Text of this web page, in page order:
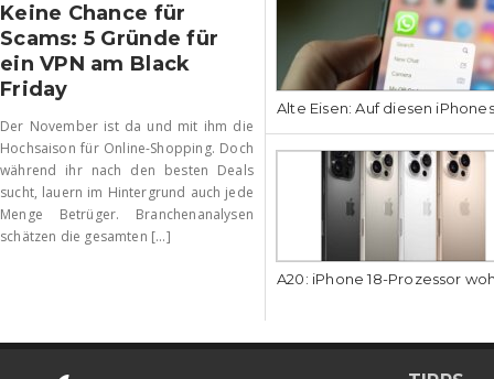
Keine Chance für
Scams: 5 Gründe für
ein VPN am Black
Friday
Der November ist da und mit ihm die
Hochsaison für Online-Shopping. Doch
während ihr nach den besten Deals
sucht, lauern im Hintergrund auch jede
Menge Betrüger. Branchenanalysen
schätzen die gesamten [...]
Alte Eisen: Auf diesen
A20: iPhone 18-Prozessor